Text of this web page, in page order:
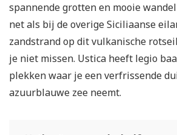
spannende grotten en mooie
net als bij de overige Siciliaanse
zandstrand op dit vulkanische
je niet missen. Ustica heeft legio
plekken waar je een verfrissende
azuurblauwe zee neemt.